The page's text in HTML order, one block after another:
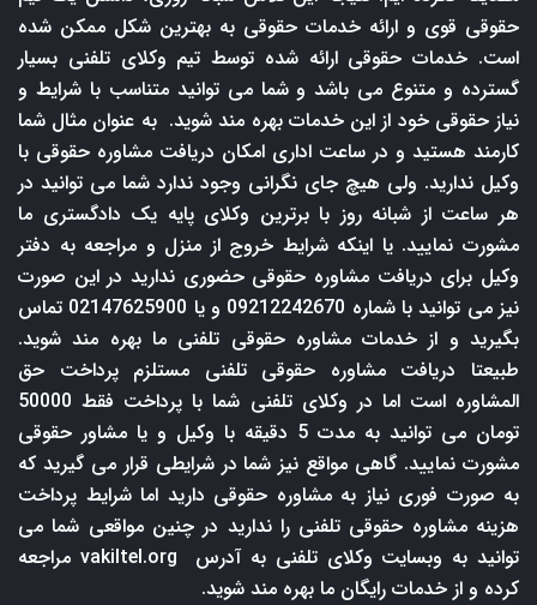
حقوقی قوی و ارائه خدمات حقوقی به بهترین شکل ممکن شده
است. خدمات حقوقی ارائه شده توسط تیم وکلای تلفنی بسیار
گسترده و متنوع می باشد و شما می توانید متناسب با شرایط و
نیاز حقوقی خود از این خدمات بهره مند شوید. به عنوان مثال شما
کارمند هستید و در ساعت اداری امکان دریافت مشاوره حقوقی با
وکیل ندارید. ولی هیچ جای نگرانی وجود ندارد شما می توانید در
هر ساعت از شبانه روز با برترین وکلای پایه یک دادگستری ما
مشورت نمایید. یا اینکه شرایط خروج از منزل و مراجعه به دفتر
وکیل برای دریافت مشاوره حقوقی حضوری ندارید در این صورت
نیز می توانید با شماره 09212242670 و یا 02147625900 تماس
بگیرید و از خدمات مشاوره حقوقی تلفنی ما بهره مند شوید.
طبیعتا دریافت مشاوره حقوقی تلفنی مستلزم پرداخت حق
المشاوره است اما در وکلای تلفنی شما با پرداخت فقط 50000
تومان می توانید به مدت 5 دقیقه با وکیل و یا مشاور حقوقی
مشورت نمایید. گاهی مواقع نیز شما در شرایطی قرار می گیرید که
به صورت فوری نیاز به مشاوره حقوقی دارید اما شرایط پرداخت
هزینه مشاوره حقوقی تلفنی را ندارید در چنین مواقعی شما می
توانید به وبسایت وکلای تلفنی به آدرس
vakiltel.org مراجعه
کرده و از خدمات رایگان ما بهره مند شوید.